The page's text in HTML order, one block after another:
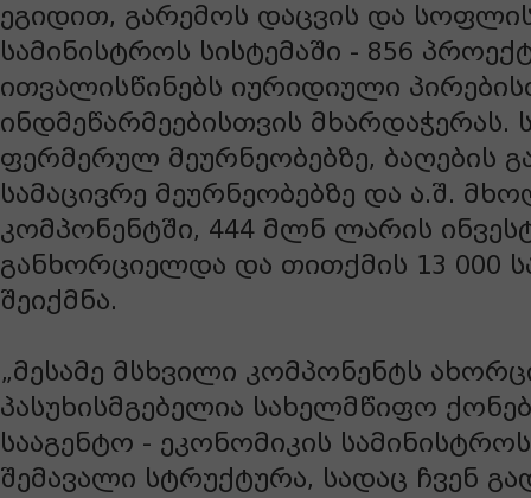
ეგიდით, გარემოს დაცვის და
სამინისტროს სისტემაში - 856
ითვალისწინებს იურიდიული
ინდმეწარმეებისთვის მხარდაჭერას.
ფერმერულ მეურნეობებზე, ბაღების
სამაცივრე მეურნეობებზე და ა.შ.
კომპონენტში, 444 მლნ ლარის
განხორციელდა და თითქმის 13 000
შეიქმნა.
„მესამე მსხვილი კომპონენტს
პასუხისმგებელია სახელმწიფო
სააგენტო - ეკონომიკის
შემავალი სტრუქტურა, სადაც ჩვენ